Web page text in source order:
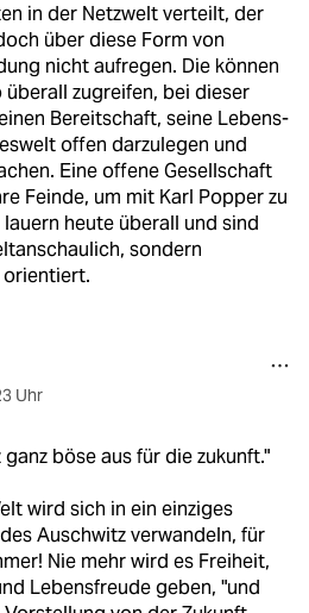
in der Netzwelt verteilt, der
über diese Form von
nicht aufregen. Die können
zugreifen, bei dieser
Bereitschaft, seine Lebens-
offen darzulegen und
Eine offene Gesellschaft
Feinde, um mit Karl Popper zu
heute überall und sind
sondern
Uhr
ganz böse aus für die zukunft."
wird sich in ein einziges
Auschwitz verwandeln, für
Nie mehr wird es Freiheit,
Lebensfreude geben, "und